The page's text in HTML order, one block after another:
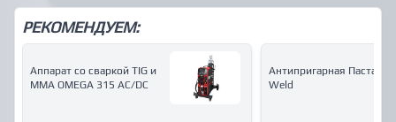
РЕКОМЕНДУЕМ:
Аппарат со сваркой ТIG и
MMA OMEGA 315 AC/DC
Антипригарная Паста M-
Weld